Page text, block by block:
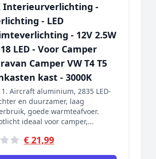
Interieurverlichting -
- LED
- 12V 2.5W
LED - Voor Camper
Camper VW T4 T5
kast - 3000K
Aircraft aluminium, 2835 LED-
en duurzamer, laag
goede warmteafvoer.
ideaal voor camper,...
€ 21,99